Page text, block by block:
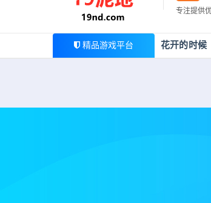
欢迎您光临19泥地，本站一家大型游戏
专注提供
精品游戏平台 花开的时候